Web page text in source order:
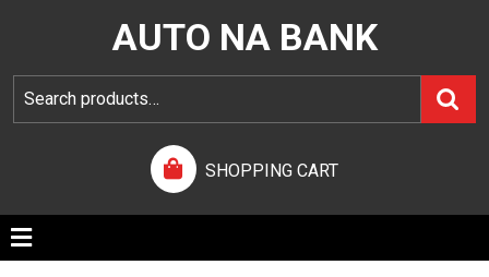
AUTO NA BANK
SHOPPING CART